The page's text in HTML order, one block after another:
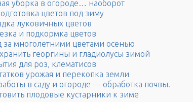
уборка в огороде… наоборот
цветов под зиму
луковичных цветов
и подкормка цветов
за многолетними цветами осенью
георгины и гладиолусы зимой
для роз, клематисов
урожая и перекопка земли
в саду и огороде — обработка почвы.
плодовые кустарники к зиме